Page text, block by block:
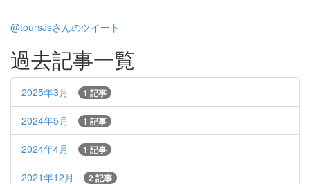
@toursJsさんのツイート
過去記事一覧
2025年3月 1 記事
2024年5月 1 記事
2024年4月 1 記事
2021年12月 2 記事